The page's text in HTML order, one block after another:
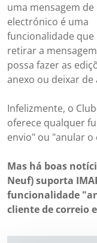
uma mensagem
electrónico é uma
funcionalidade
retirar a
possa fazer as
anexo ou deixar de
Infelizmente, o
oferece qualquer
envio" ou "anular o
Mas há boas
Neuf) suporta
funcionalidade
cliente de correio